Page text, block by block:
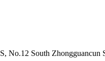
South Zhongguancun